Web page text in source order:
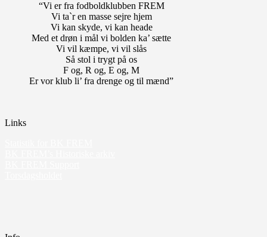
“Vi er fra fodboldklubben FREM
Vi ta`r en masse sejre hjem
Vi kan skyde, vi kan heade
Med et drøn i mål vi bolden ka’ sætte
Vi vil kæmpe, vi vil slås
Så stol i trygt på os
F og, R og, E og, M
Er vor klub li’ fra drenge og til mænd”
Links